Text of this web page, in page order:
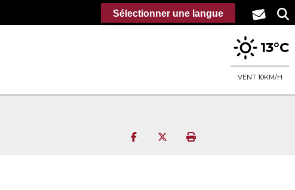
13°C
VENT 10KM/H
Partager sur Facebook
Partager sur Twitter
Imprimer la page
Sélectionner une langue